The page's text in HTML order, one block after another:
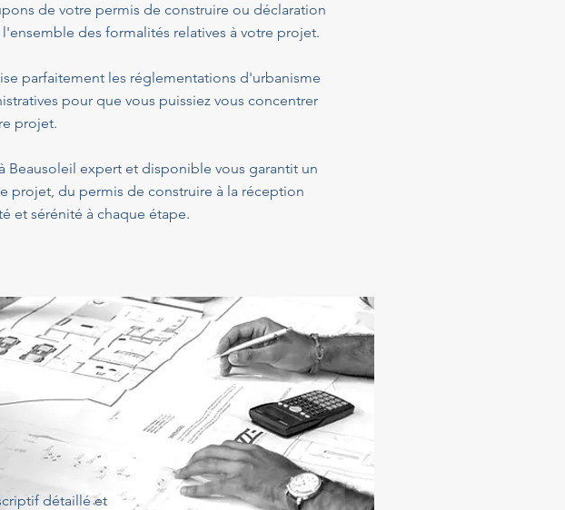
de votre permis de construire ou déclaration
des formalités relatives à votre projet.
parfaitement les réglementations d'urbanisme
pour que vous puissiez vous concentrer
projet.
Beausoleil expert et disponible vous garantit un
projet, du permis de construire à la réception
et sérénité à chaque étape.
détaillé et